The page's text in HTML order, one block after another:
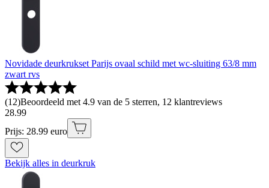
Novidade deurkrukset Parijs ovaal schild met wc-sluiting 63/8 mm
zwart rvs
(12)Beoordeeld met 4.9 van de 5 sterren, 12 klantreviews
28.99
Prijs: 28.99 euro
Bekijk alles in deurkruk